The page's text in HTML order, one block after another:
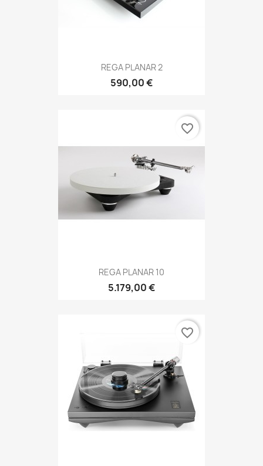
REGA PLANAR 2
590,00 €
REGA PLANAR 10
5.179,00 €
favorite_border
favorite_border